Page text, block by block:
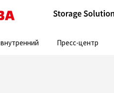
внутренний Пресс-центр